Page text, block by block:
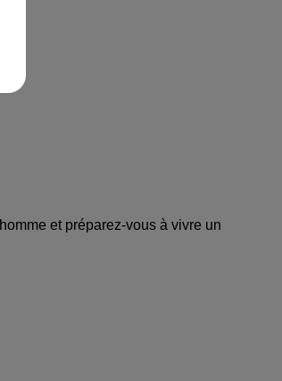
et préparez-vous à vivre un